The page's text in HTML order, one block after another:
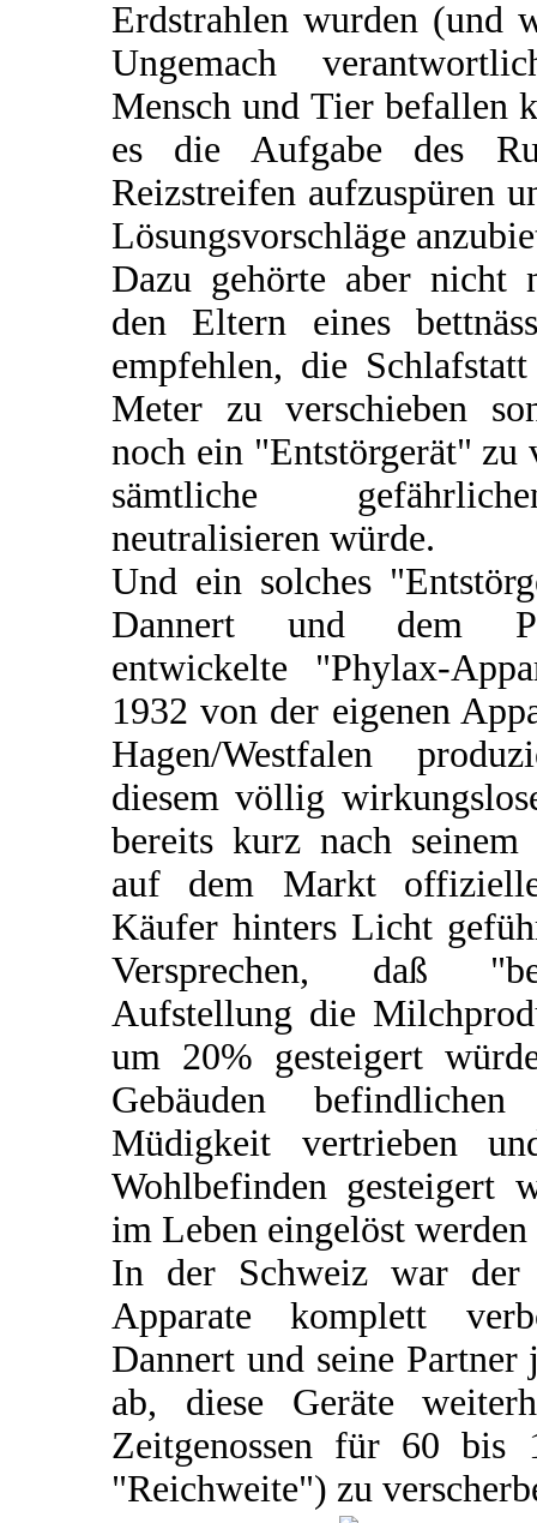
Erdstrahlen wurden (und
Ungemach
Mensch und Tier befallen
es die Aufgabe des
Reizstreifen aufzuspüren
Lösungsvorschläge
Dazu gehörte aber nicht
den Eltern eines
empfehlen, die
Meter zu verschieben
noch ein "Entstörgerät" zu
sämtliche
neutralisieren würde.
Und ein solches
Dannert und dem
entwickelte "Phylax-
1932 von der eigenen
Hagen/Westfalen
diesem völlig
bereits kurz nach seinem
auf dem Markt
Käufer hinters Licht
Versprechen, daß
Aufstellung die
um 20% gesteigert
Gebäuden
Müdigkeit vertrieben
Wohlbefinden gesteigert
im Leben eingelöst werden
In der Schweiz war der
Apparate komplett
Dannert und seine
ab, diese Geräte
Zeitgenossen für 60
"Reichweite") zu